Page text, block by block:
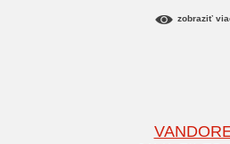
zobraziť